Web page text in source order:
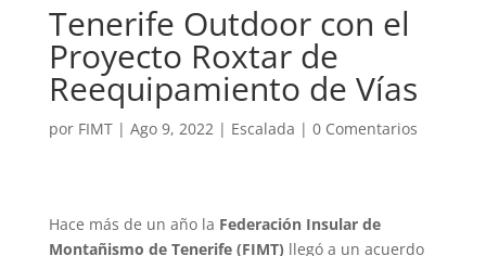
Tenerife Outdoor con el
Proyecto Roxtar de
Reequipamiento de Vías
por FIMT| Ago 9, 2022| Escalada | 0 Comentarios
Hace más de un año la Federación Insular de
Montañismo de Tenerife (FIMT) llegó a un acuerdo